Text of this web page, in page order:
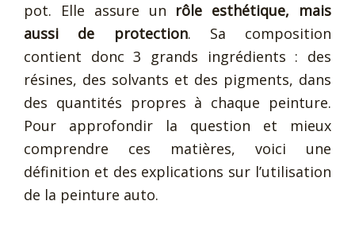
pot. Elle assure un rôle esthétique, mais
aussi de protection. Sa composition
contient donc 3 grands ingrédients : des
résines, des solvants et des pigments, dans
des quantités propres à chaque peinture.
Pour approfondir la question et mieux
comprendre ces matières, voici une
définition et des explications sur l’utilisation
de la peinture auto.